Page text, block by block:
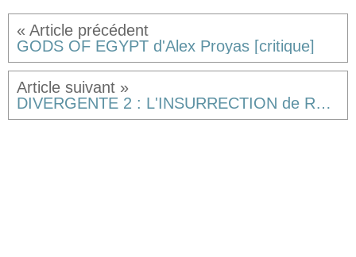
GODS OF EGYPT d'Alex Proyas [critique]
DIVERGENTE 2 : L'INSURRECTION de Robert Schwentke [résumé]